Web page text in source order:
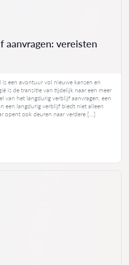
aanvragen: vereisten
een avontuur vol nieuwe kansen en
is de transitie van tijdelijk naar een meer
van het langdurig verblijf aanvragen, een
een langdurig verblijf biedt niet alleen
opent ook deuren naar verdere […]